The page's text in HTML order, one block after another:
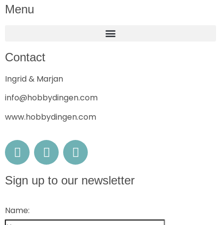
Menu
Contact
Ingrid & Marjan
info@hobbydingen.com
www.hobbydingen.com
Sign up to our newsletter
Name: